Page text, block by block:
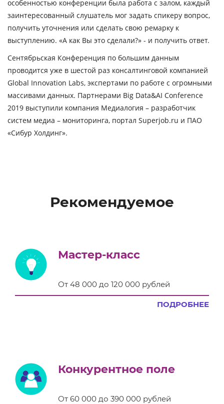
особенностью конференции была работа с залом, каждый
заинтересованный слушатель мог задать спикеру вопрос,
получить уточнения или сделать свою ремарку к
выступлению. «А как Вы это сделали?» - и получить ответ.
Сентябрьская Конференция по большим данным
проводится уже в шестой раз консалтинговой компанией
Global Innovation Labs, экспертами по работе с огромными
массивами данных. Партнерами Big Data&AI Conference
2019 выступили компания Медиалогия – разработчик
систем медиа – мониторинга, портал Superjob.ru и ПАО
«Сибур Холдинг».
Рекомендуемое
Мастер-класс
От 48 000 до 120 000 рублей
ПОДРОБНЕЕ
Конкурентное поле
От 60 000 до 390 000 рублей